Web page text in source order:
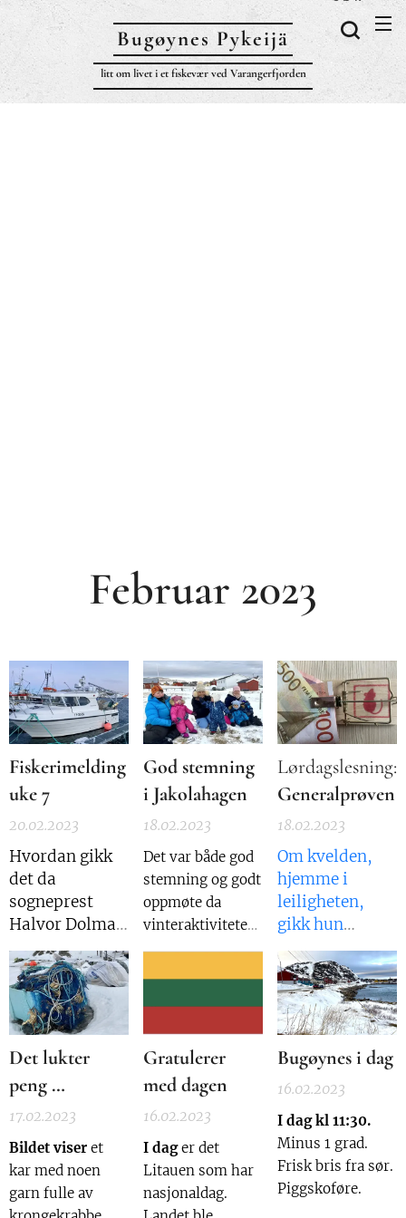
Bugøynes Pykeijä
litt om livet i et fiskevær ved Varangerfjorden
Februar 2023
Fiskerimelding
uke 7
20.02.2023
Hvordan gikk
det da
sogneprest
Halvor Dolma
prøvde å
innføre
fiskeredskapen
fiskeruse i
Bugøynes i
1920-årene?
God stemning
i Jakolahagen
18.02.2023
Det var både god
stemning og godt
oppmøte da
vinteraktiviteter
ble arrangert på
en tradisjon i
fiskeværet. Hele
16 barn og 20
voksne møtte
opp for å delta.
Både ski, akebrett
og grilling ble det
tid til. Deltagerne
Lørdagslesning:
Generalprøven
18.02.2023
Om kvelden,
hjemme i
leiligheten,
gikk hun
gjennom
planen for siste
gang. Genialt,
tenkte hun.
Hele ranet ville
være over på
under fem
Det lukter
peng …
17.02.2023
Bildet viser et
kar med noen
garn fulle av
Gratulerer
med dagen
16.02.2023
I dager det
Litauen som har
nasjonaldag.
Bugøynes i dag
16.02.2023
I dag kl 11:30.
Minus 1 grad.
Frisk bris fra sør.
Piggskoføre.